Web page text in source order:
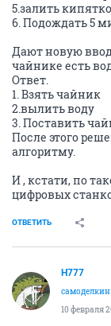
5.залить
6. Подождать 5
Дают новую
чайнике есть
Ответ.
1. Взять чайник
2.вылить воду
3. Поставить
После этого
алгоритму.
И , кстати, по
цифровых
ОТВЕТИТЬ
H777
самоделкин
10 февраля